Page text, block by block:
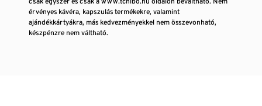
érvényes kávéra, kapszulás termékekre, valamint
ajándékkártyákra, más kedvezményekkel nem összevonható,
készpénzre nem váltható.